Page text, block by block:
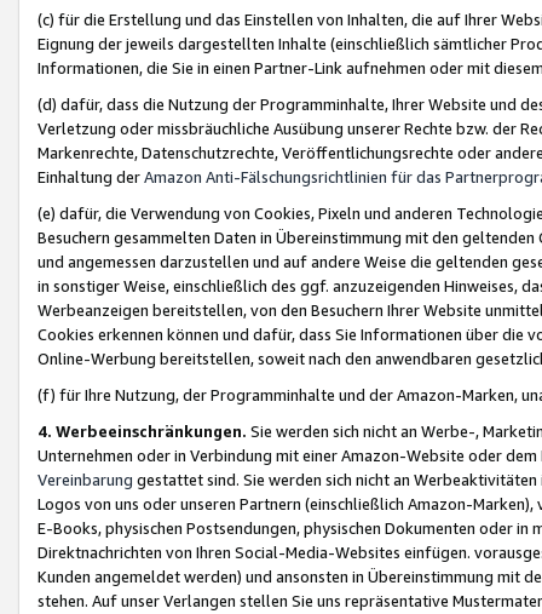
(c) für die Erstellung und das Einstellen von Inhalten, die auf Ihrer
Eignung der jeweils dargestellten Inhalte (einschließlich sämtlicher
Informationen, die Sie in einen Partner-Link aufnehmen oder mit
(d) dafür, dass die Nutzung der Programminhalte, Ihrer Website und
Verletzung oder missbräuchliche Ausübung unserer Rechte bzw. der
Markenrechte, Datenschutzrechte, Veröffentlichungsrechte oder
Einhaltung derAmazon Anti-Fälschungsrichtlinien für das
(e) dafür, die Verwendung von Cookies, Pixeln und anderen
Besuchern gesammelten Daten in Übereinstimmung mit den
und angemessen darzustellen und auf andere Weise die geltenden
in sonstiger Weise, einschließlich des ggf. anzuzeigenden Hinweises,
Werbeanzeigen bereitstellen, von den Besuchern Ihrer Website
Cookies erkennen können und dafür, dass Sie Informationen über die
Online-Werbung bereitstellen, soweit nach den anwendbaren
(f) für Ihre Nutzung, der Programminhalte und der Amazon-Marken,
4. Werbeeinschränkungen. Sie werden sich nicht an Werbe-,
Unternehmen oder in Verbindung mit einer Amazon-Website oder
Vereinbarung gestattet sind. Sie werden sich nicht an
Logos von uns oder unseren Partnern (einschließlich Amazon-
E-Books, physischen Postsendungen, physischen Dokumenten oder in
Direktnachrichten von Ihren Social-Media-Websites einfügen.
Kunden angemeldet werden) und ansonsten in Übereinstimmung mit
stehen. Auf unser Verlangen stellen Sie uns repräsentative